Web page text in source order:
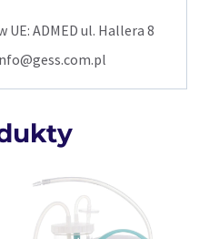
ADMED ul. Hallera 8